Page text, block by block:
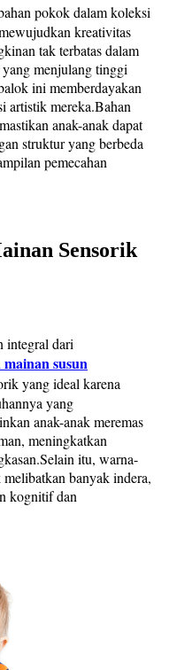
pokok dalam koleksi
kreativitas
tak terbatas dalam
menjulang tinggi
ini memberdayakan
artistik mereka.Bahan
anak-anak dapat
struktur yang berbeda
pemecahan
Sensorik
integral dari
susun
yang ideal karena
yang
anak-anak meremas
meningkatkan
itu, warna-
banyak indera,
kognitif dan